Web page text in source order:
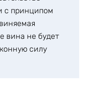
с принципом
вина не будет
силу